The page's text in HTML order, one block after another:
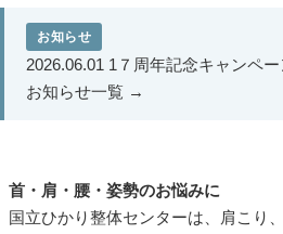
お知らせ
2026.06.01 1７周年記念キャンペ
お知らせ一覧 →
首・肩・腰・姿勢のお悩みに
国立ひかり整体センターは、肩こり